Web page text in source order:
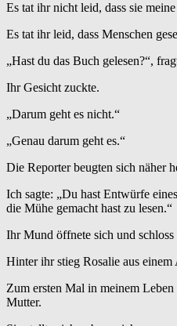
Es tat ihr nicht leid, dass sie
Es tat ihr leid, dass Menschen
„Hast du das Buch gelesen?“,
Ihr Gesicht zuckte.
„Darum geht es nicht.“
„Genau darum geht es.“
Die Reporter beugten sich näher
Ich sagte: „Du hast Entwürfe
die Mühe gemacht hast zu lesen.“
Ihr Mund öffnete sich und schloss
Hinter ihr stieg Rosalie aus einem
Zum ersten Mal in meinem
Mutter.